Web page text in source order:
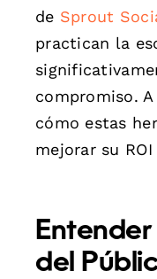
de Sprout
practican la
compromiso.
cómo estas
mejorar su
del